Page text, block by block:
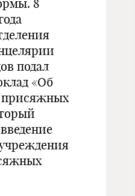
8
подал
«Об
присяжных